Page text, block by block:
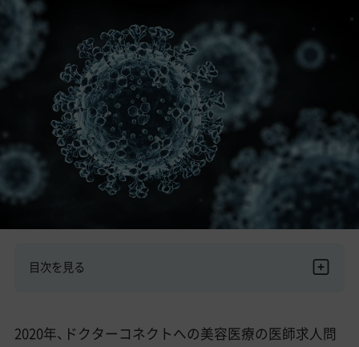
美容外科・美容皮膚科の医師転職体験談
美容クリニックインタビュー
美容医療の転職お役立ち記事
美容医療辞典
よくあるご質問
医師採用ご担当者様・その他問い合わせ
目次を見る
2020年、ドクターコネクトへの美容医療の医師求人問